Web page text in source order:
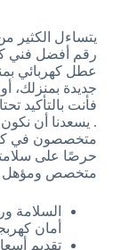
يتساءل الكثير
عطل كهربائي
جديدة بمنزلك،
فأنت بالتأكيد
. يسعدنا أن
متخصصون في
حرصًا على
متخصص ومؤهل
السلامة
أمان
تقديم